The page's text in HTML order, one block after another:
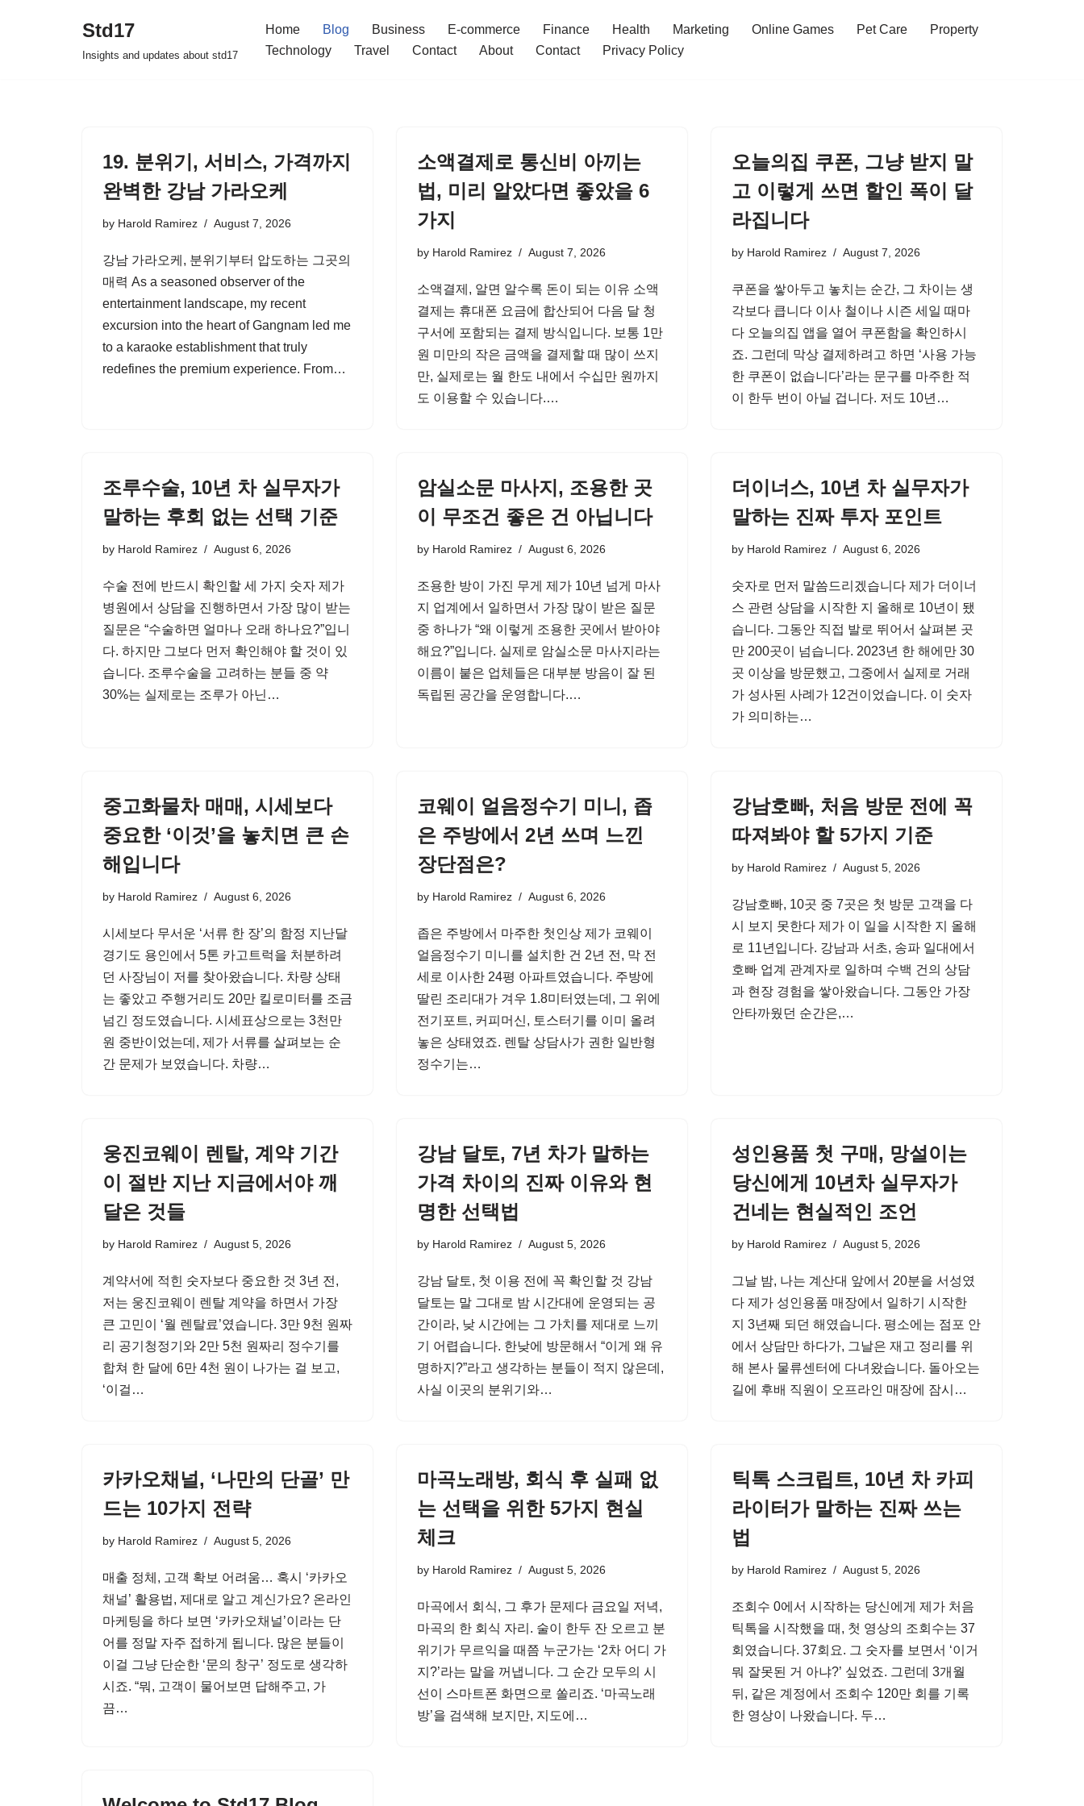
Std17
Insights and updates about std17
Home Blog Business E-commerce Finance Health Marketing Online Games Pet Care
Property
Technology
Travel Contact About Contact Privacy Policy
19. 분위기, 서비스, 가격까지
완벽한 강남 가라오케
by Harold Ramirez August 7, 2026
강남 가라오케, 분위기부터 압도하는 그곳의
매력 As a seasoned observer of the
entertainment landscape, my recent
excursion into the heart of Gangnam led me
to a karaoke establishment that truly
redefines the premium experience. From…
소액결제로 통신비 아끼는
법, 미리 알았다면 좋았을 6
가지
by Harold Ramirez August 7, 2026
소액결제, 알면 알수록 돈이 되는 이유 소액
결제는 휴대폰 요금에 합산되어 다음 달 청
구서에 포함되는 결제 방식입니다. 보통 1만
원 미만의 작은 금액을 결제할 때 많이 쓰지
만, 실제로는 월 한도 내에서 수십만 원까지
도 이용할 수 있습니다.…
오늘의집 쿠폰, 그냥 받지 말
고 이렇게 쓰면 할인 폭이 달
라집니다
by Harold Ramirez August 7, 2026
쿠폰을 쌓아두고 놓치는 순간, 그 차이는 생
각보다 큽니다 이사 철이나 시즌 세일 때마
다 오늘의집 앱을 열어 쿠폰함을 확인하시
죠. 그런데 막상 결제하려고 하면 ‘사용 가능
한 쿠폰이 없습니다’라는 문구를 마주한 적
이 한두 번이 아닐 겁니다. 저도 10년…
조루수술, 10년 차 실무자가
말하는 후회 없는 선택 기준
by Harold Ramirez August 6, 2026
수술 전에 반드시 확인할 세 가지 숫자 제가
병원에서 상담을 진행하면서 가장 많이 받는
질문은 “수술하면 얼마나 오래 하나요?”입니
다. 하지만 그보다 먼저 확인해야 할 것이 있
습니다. 조루수술을 고려하는 분들 중 약
30%는 실제로는 조루가 아닌…
암실소문 마사지, 조용한 곳
이 무조건 좋은 건 아닙니다
by Harold Ramirez August 6, 2026
조용한 방이 가진 무게 제가 10년 넘게 마사
지 업계에서 일하면서 가장 많이 받은 질문
중 하나가 “왜 이렇게 조용한 곳에서 받아야
해요?”입니다. 실제로 암실소문 마사지라는
이름이 붙은 업체들은 대부분 방음이 잘 된
독립된 공간을 운영합니다.…
더이너스, 10년 차 실무자가
말하는 진짜 투자 포인트
by Harold Ramirez August 6, 2026
숫자로 먼저 말씀드리겠습니다 제가 더이너
스 관련 상담을 시작한 지 올해로 10년이 됐
습니다. 그동안 직접 발로 뛰어서 살펴본 곳
만 200곳이 넘습니다. 2023년 한 해에만 30
곳 이상을 방문했고, 그중에서 실제로 거래
가 성사된 사례가 12건이었습니다. 이 숫자
가 의미하는…
중고화물차 매매, 시세보다
중요한 ‘이것’을 놓치면 큰 손
해입니다
by Harold Ramirez August 6, 2026
시세보다 무서운 ‘서류 한 장’의 함정 지난달
경기도 용인에서 5톤 카고트럭을 처분하려
던 사장님이 저를 찾아왔습니다. 차량 상태
는 좋았고 주행거리도 20만 킬로미터를 조금
넘긴 정도였습니다. 시세표상으로는 3천만
원 중반이었는데, 제가 서류를 살펴보는 순
간 문제가 보였습니다. 차량…
코웨이 얼음정수기 미니, 좁
은 주방에서 2년 쓰며 느낀
장단점은?
by Harold Ramirez August 6, 2026
좁은 주방에서 마주한 첫인상 제가 코웨이
얼음정수기 미니를 설치한 건 2년 전, 막 전
세로 이사한 24평 아파트였습니다. 주방에
딸린 조리대가 겨우 1.8미터였는데, 그 위에
전기포트, 커피머신, 토스터기를 이미 올려
놓은 상태였죠. 렌탈 상담사가 권한 일반형
정수기는…
강남호빠, 처음 방문 전에 꼭
따져봐야 할 5가지 기준
by Harold Ramirez August 5, 2026
강남호빠, 10곳 중 7곳은 첫 방문 고객을 다
시 보지 못한다 제가 이 일을 시작한 지 올해
로 11년입니다. 강남과 서초, 송파 일대에서
호빠 업계 관계자로 일하며 수백 건의 상담
과 현장 경험을 쌓아왔습니다. 그동안 가장
안타까웠던 순간은,…
웅진코웨이 렌탈, 계약 기간
이 절반 지난 지금에서야 깨
달은 것들
by Harold Ramirez August 5, 2026
계약서에 적힌 숫자보다 중요한 것 3년 전,
저는 웅진코웨이 렌탈 계약을 하면서 가장
큰 고민이 ‘월 렌탈료’였습니다. 3만 9천 원짜
리 공기청정기와 2만 5천 원짜리 정수기를
합쳐 한 달에 6만 4천 원이 나가는 걸 보고,
‘이걸…
강남 달토, 7년 차가 말하는
가격 차이의 진짜 이유와 현
명한 선택법
by Harold Ramirez August 5, 2026
강남 달토, 첫 이용 전에 꼭 확인할 것 강남
달토는 말 그대로 밤 시간대에 운영되는 공
간이라, 낮 시간에는 그 가치를 제대로 느끼
기 어렵습니다. 한낮에 방문해서 “이게 왜 유
명하지?”라고 생각하는 분들이 적지 않은데,
사실 이곳의 분위기와…
성인용품 첫 구매, 망설이는
당신에게 10년차 실무자가
건네는 현실적인 조언
by Harold Ramirez August 5, 2026
그날 밤, 나는 계산대 앞에서 20분을 서성였
다 제가 성인용품 매장에서 일하기 시작한
지 3년째 되던 해였습니다. 평소에는 점포 안
에서 상담만 하다가, 그날은 재고 정리를 위
해 본사 물류센터에 다녀왔습니다. 돌아오는
길에 후배 직원이 오프라인 매장에 잠시…
카카오채널, ‘나만의 단골’ 만
드는 10가지 전략
by Harold Ramirez August 5, 2026
매출 정체, 고객 확보 어려움… 혹시 ‘카카오
채널’ 활용법, 제대로 알고 계신가요? 온라인
마케팅을 하다 보면 ‘카카오채널’이라는 단
어를 정말 자주 접하게 됩니다. 많은 분들이
이걸 그냥 단순한 ‘문의 창구’ 정도로 생각하
시죠. “뭐, 고객이 물어보면 답해주고, 가
끔…
마곡노래방, 회식 후 실패 없
는 선택을 위한 5가지 현실
체크
by Harold Ramirez August 5, 2026
마곡에서 회식, 그 후가 문제다 금요일 저녁,
마곡의 한 회식 자리. 술이 한두 잔 오르고 분
위기가 무르익을 때쯤 누군가는 ‘2차 어디 가
지?’라는 말을 꺼냅니다. 그 순간 모두의 시
선이 스마트폰 화면으로 쏠리죠. ‘마곡노래
방’을 검색해 보지만, 지도에…
틱톡 스크립트, 10년 차 카피
라이터가 말하는 진짜 쓰는
법
by Harold Ramirez August 5, 2026
조회수 0에서 시작하는 당신에게 제가 처음
틱톡을 시작했을 때, 첫 영상의 조회수는 37
회였습니다. 37회요. 그 숫자를 보면서 ‘이거
뭐 잘못된 거 아냐?’ 싶었죠. 그런데 3개월
뒤, 같은 계정에서 조회수 120만 회를 기록
한 영상이 나왔습니다. 두…